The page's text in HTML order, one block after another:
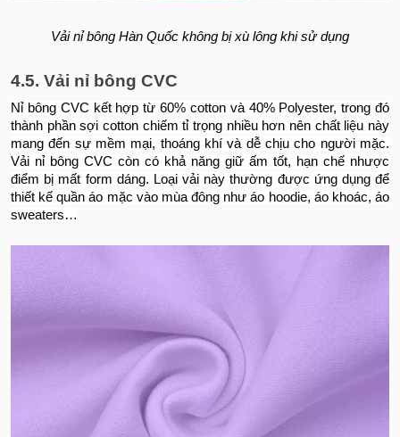
Vải nỉ bông Hàn Quốc không bị xù lông khi sử dụng
4.5. Vải nỉ bông CVC
Nỉ bông CVC kết hợp từ 60% cotton và 40% Polyester, trong đó
thành phần sợi cotton chiếm tỉ trọng nhiều hơn nên chất liệu này
mang đến sự mềm mại, thoáng khí và dễ chịu cho người mặc.
Vải nỉ bông CVC còn có khả năng giữ ấm tốt, hạn chế nhược
điểm bị mất form dáng. Loại vải này thường được ứng dụng để
thiết kế quần áo mặc vào mùa đông như áo hoodie, áo khoác, áo
sweaters…